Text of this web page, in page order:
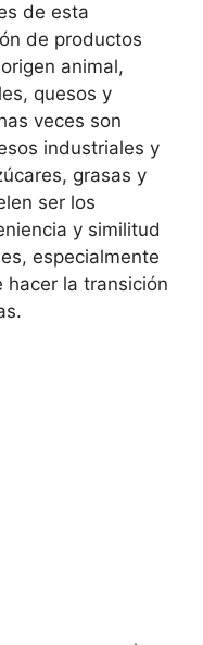
de esta
de productos
animal,
quesos y
veces son
industriales y
grasas y
ser los
y similitud
especialmente
hacer la transición